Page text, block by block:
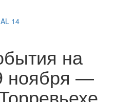
14
на
ноября —